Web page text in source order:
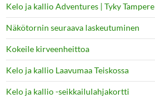
Kelo ja kallio Adventures | Tyky Tampere
Näkötornin seuraava laskeutuminen
Kokeile kirveenheittoa
Kelo ja kallio Laavumaa Teiskossa
Kelo ja kallio -seikkailulahjakortti